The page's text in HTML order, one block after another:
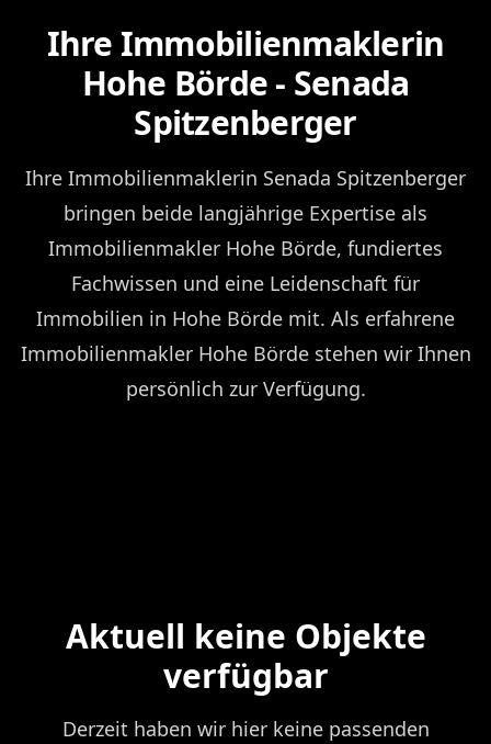
Ihre Immobilienmaklerin
Hohe Börde - Senada
Spitzenberger
Ihre Immobilienmaklerin Senada Spitzenberger
bringen beide langjährige Expertise als
Immobilienmakler Hohe Börde, fundiertes
Fachwissen und eine Leidenschaft für
Immobilien in Hohe Börde mit. Als erfahrene
Immobilienmakler Hohe Börde stehen wir Ihnen
persönlich zur Verfügung.
Aktuell keine Objekte
verfügbar
Derzeit haben wir hier keine passenden